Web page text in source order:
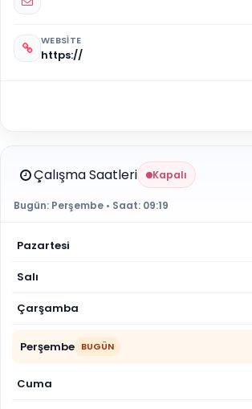
WEBSITE
https://
Çalışma Saatleri Kapalı
Bugün: Perşembe • Saat: 09:19
Pazartesi
Salı
Çarşamba
Perşembe BUGÜN
Cuma